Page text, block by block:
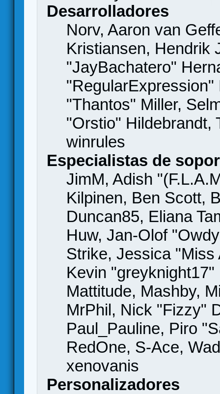
Desarrolladores
Norv, Aaron van
Kristiansen, Hendrik
"JayBachatero"
"Thantos" Miller,
"Orstio" Hildebrandt,
winrules
Especialistas de
JimM, Adish
Kilpinen, Ben Scott,
Duncan85, Eliana
Huw, Jan-Olof
Strike, Jessica
Kevin
Mattitude, Mashby,
MrPhil, Nick "Fizzy"
Paul_Pauline, Piro
RedOne, S-Ace,
xenovanis
Personalizadores